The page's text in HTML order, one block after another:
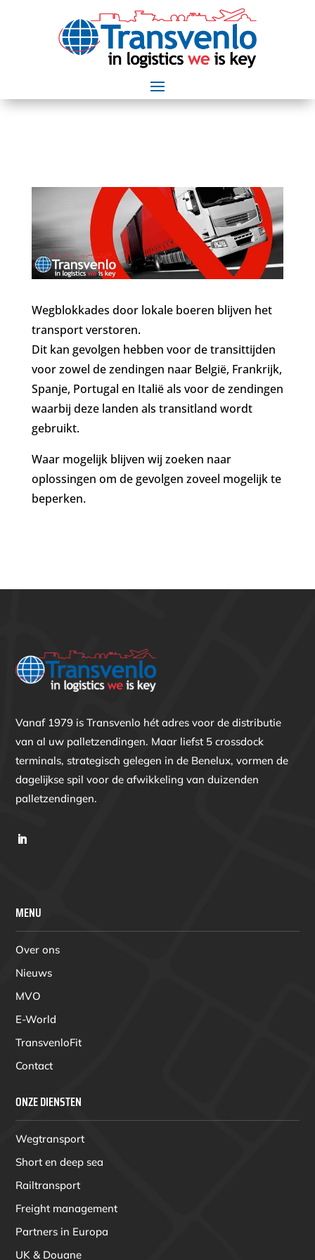
Wegblokkades door lokale boeren blijven het
transport verstoren.
Dit kan gevolgen hebben voor de transittijden
voor zowel de zendingen naar België, Frankrijk,
Spanje, Portugal en Italië als voor de zendingen
waarbij deze landen als transitland wordt
gebruikt.
Waar mogelijk blijven wij zoeken naar
oplossingen om de gevolgen zoveel mogelijk te
beperken.
Vanaf 1979 is Transvenlo hét adres voor de distributie
van al uw palletzendingen. Maar liefst 5 crossdock
terminals, strategisch gelegen in de Benelux, vormen de
dagelijkse spil voor de afwikkeling van duizenden
palletzendingen.
MENU
Over ons
Nieuws
MVO
E-World
TransvenloFit
Contact
ONZE DIENSTEN
Wegtransport
Short en deep sea
Railtransport
Freight management
Partners in Europa
UK & Douane